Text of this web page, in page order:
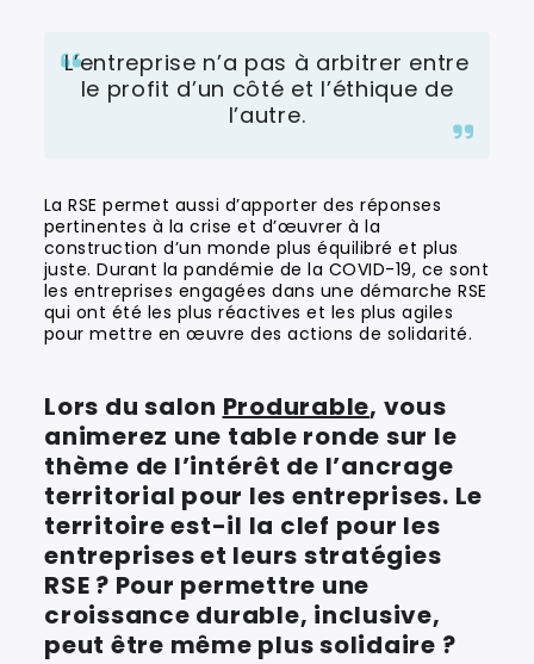
L’entreprise n’a pas à arbitrer entre
le profit d’un côté et l’éthique de
l’autre.
La RSE permet aussi d’apporter des réponses
pertinentes à la crise et d’œuvrer à la
construction d’un monde plus équilibré et plus
juste. Durant la pandémie de la COVID-19, ce sont
les entreprises engagées dans une démarche RSE
qui ont été les plus réactives et les plus agiles
pour mettre en œuvre des actions de solidarité.
Lors du salon Produrable, vous
animerez une table ronde sur le
thème de l’intérêt de l’ancrage
territorial pour les entreprises. Le
territoire est-il la clef pour les
entreprises et leurs stratégies
RSE ? Pour permettre une
croissance durable, inclusive,
peut être même plus solidaire ?